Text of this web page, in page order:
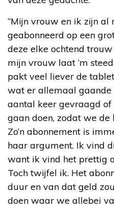
“Mijn vrouw en ik zijn al
geabonneerd op een
deze elke ochtend
mijn vrouw laat ‘m
pakt veel liever de
wat er allemaal gaande
aantal keer gevraagd
gaan doen, zodat we de
Zo’n abonnement is
haar argument. Ik vind
want ik vind het prettig
Toch twijfel ik. Het
duur en van dat geld
doen waar we allebei